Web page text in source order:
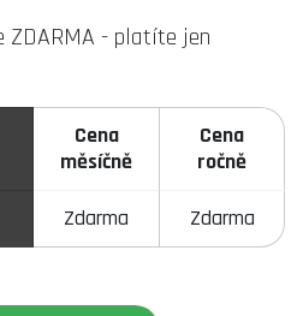
ZDARMA - platíte jen
Cena
měsíčně
Cena
ročně
Zdarma Zdarma